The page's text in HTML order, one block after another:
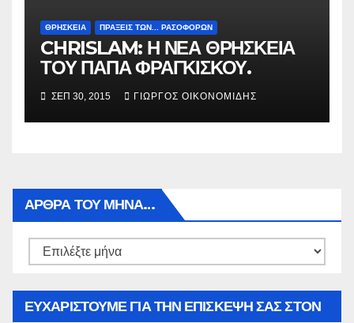
ΘΡΗΣΚΕΙΑ ΠΡΑΞΕΙΣ ΤΩΝ... ΡΑΣΟΦΟΡΩΝ
CHRISLAM: Η ΝΕΑ ΘΡΗΣΚΕΙΑ
ΤΟΥ ΠΑΠΑ ΦΡΑΓΚΙΣΚΟΥ.
ΣΕΠ 30, 2015 ΓΙΏΡΓΟΣ ΟΙΚΟΝΟΜΊΔΗΣ
ΑΡΘΡΑ ΤΟΥ ΜΉΝΑ…
Αρθρα
ΕΥΧΑΡΙΣΤΟΥΜΕ ΓΙΑ ΤΗΝ ΕΠΙΣΚΕΨΗ ΣΑΣ ΣΤΟΝ